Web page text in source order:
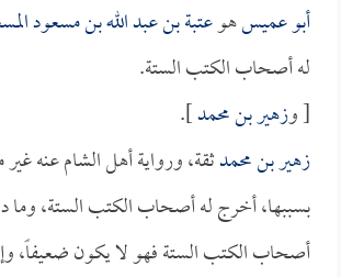
أبو عميسهوعتبة بن عبد الله بن مسعود
له أصحاب الكتب الستة.
[ وزهير بن محمد].
زهير بن محمدثقة، ورواية أهل الشام عنه
بسببها، أخرج له أصحاب الكتب الستة، وما
أصحاب الكتب الستة فهو لا يكون ضعيفاً،